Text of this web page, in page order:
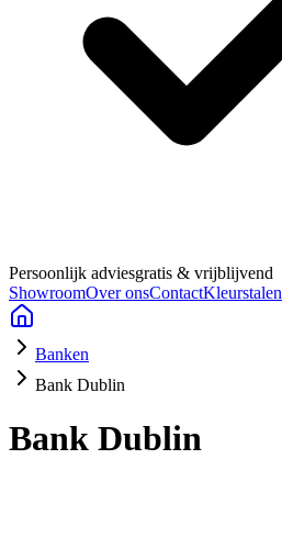
Persoonlijk adviesgratis & vrijblijvend
ShowroomOver onsContactKleurstalen
Banken
Bank Dublin
Bank Dublin